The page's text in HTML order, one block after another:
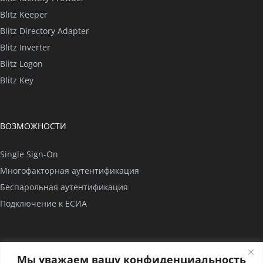
Мы уважаем вашу конфиденциальность
Blitz Keeper
Blitz Directory Adapter
Blitz Inverter
Blitz Logon
Blitz Key
ВОЗМОЖНОСТИ
Single Sign-On
Многофакторная аутентификация
Беспарольная аутентификация
Подключение к ЕСИА